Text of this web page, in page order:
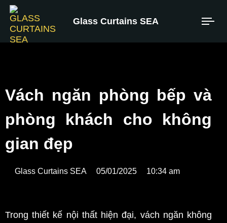
Glass Curtains SEA
Vách ngăn phòng bếp và
phòng khách cho không
gian đẹp
Glass Curtains SEA 05/01/2025 10:34 am
Trong thiết kế nội thất hiện đại, vách ngăn không